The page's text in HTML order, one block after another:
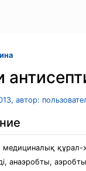
автор:
құрал-
анаэробты,